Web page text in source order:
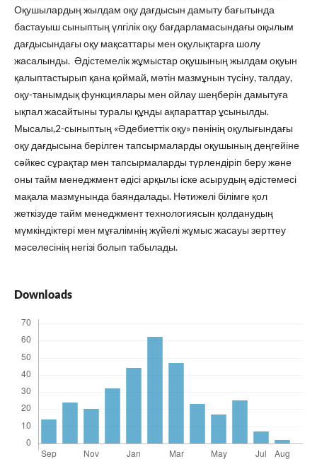
Оқушылардың жылдам оқу дағдысын дамыту бағытында
бастауыш сыныптың үлгілік оқу бағдарламасындағы оқылым
дағдысындағы оқу мақсаттары мен оқулықтарға шолу
жасалынды. Әдістемелік жұмыстар оқушының жылдам оқуын
қалыптастырып қана қоймай, мәтін мазмұнын түсіну, талдау,
оқу-танымдық функциялары мен ойлау шеңберін дамытуға
ықпал жасайтыны туралы құнды ақпараттар ұсынылды.
Мысалы,2-сыныптың «Әдебиеттік оқу» пәнінің оқулығындағы
оқу дағдысына берілген тапсырмаларды оқушының деңгейіне
сәйкес сұрақтар мен тапсырмаларды түрлендіріп беру және
оны тайм менеджмент әдісі арқылы іске асырудың әдістемесі
мақала мазмұнында баяндалады. Нәтижелі білімге қол
жеткізуде тайм менеджмент технологиясын қолданудың
мүмкіндіктері мен мұғалімнің жүйелі жұмыс жасауы зерттеу
мәселесінің негізі болып табылады.
Downloads